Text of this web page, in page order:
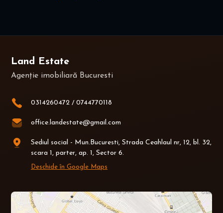
Land Estate
Agenție imobiliară Bucuresti
0314260472 / 0744770118
office.landestate@gmail.com
Sediul social - Mun.Bucuresti, Strada Ceahlaul nr, 12, bl. 32,
scara 1, parter, ap. 1, Sector 6.
Deschide în Google Maps